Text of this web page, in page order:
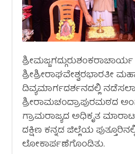
ಶ್ರೀಮಜ್ಜಗದ್ಗುರುಶಂಕರಾಚಾರ್ಯ
ಶ್ರೀಶ್ರೀರಾಘವೇಶ್ವರಭಾರತೀ
ದಿವ್ಯಮಾರ್ಗದರ್ಶನದಲ್ಲಿ
ಶ್ರೀರಾಮಚಂದ್ರಾಪುರಮಠದ
ಗ್ರಾಮರಾಜ್ಯದ ಅಧಿಕೃತ
ದಕ್ಷಿಣ ಕನ್ನಡ ಜಿಲ್ಲೆಯ
ಲೋಕಾರ್ಪಣೆಗೊಂಡಿತು.